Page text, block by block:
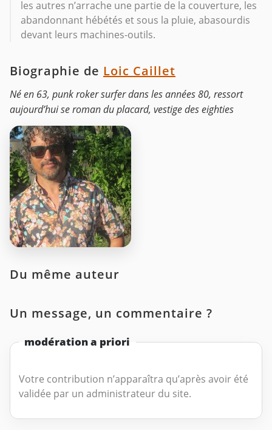
les autres n’arrache une partie de la couverture, les
abandonnant hébétés et sous la pluie, abasourdis
devant leurs machines-outils.
Biographie de Loic Caillet
Né en 63, punk roker surfer dans les années 80, ressort
aujourd’hui se roman du placard, vestige des eighties
Du même auteur
Un message, un commentaire ?
modération a priori
Votre contribution n’apparaîtra qu’après avoir été
validée par un administrateur du site.